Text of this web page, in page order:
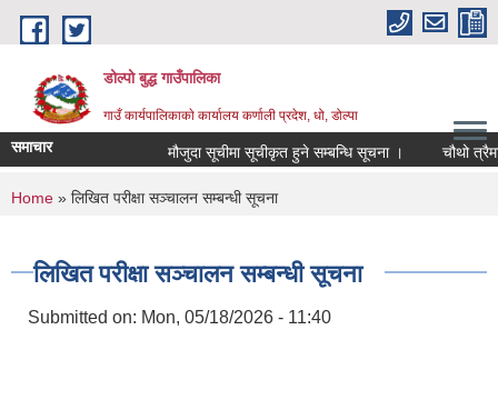
Skip to main content
डोल्पो बुद्ध गाउँपालिका
गाउँ कार्यपालिकाकाे कार्यालय कर्णाली प्रदेश, धो, डोल्पा
समाचार मौजुदा सूचीमा सूचीकृत हुने सम्बन्धि सूचना । चौथो
You are here
Home » लिखित परीक्षा सञ्चालन सम्बन्धी सूचना
लिखित परीक्षा सञ्चालन सम्बन्धी सूचना
Submitted on: Mon, 05/18/2026 - 11:40